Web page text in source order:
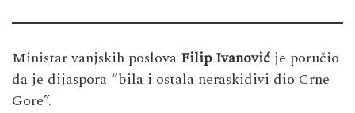
Ministar vanjskih poslova Filip Ivanović je poručio
da je dijaspora “bila i ostala neraskidivi dio Crne
Gore”.